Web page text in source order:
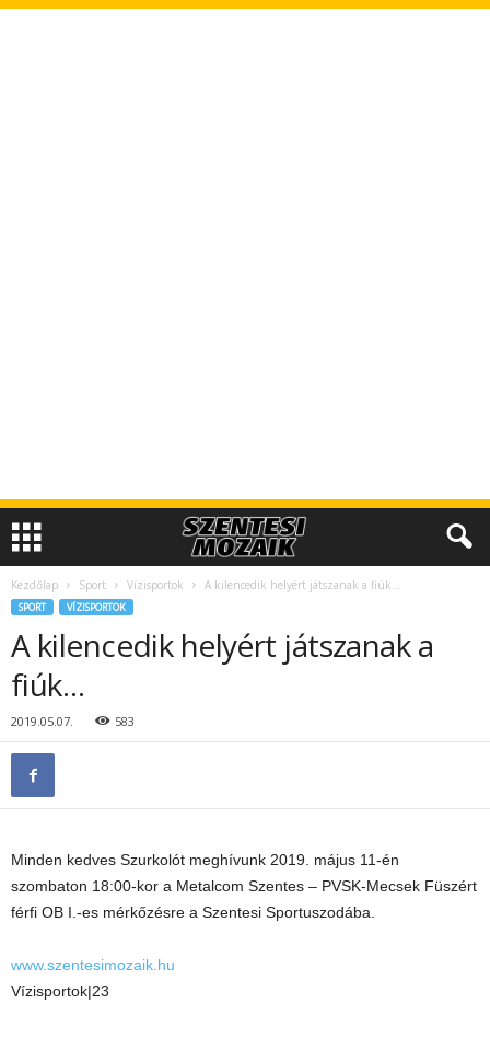
Kezdőlap Sport Vízisportok A kilencedik helyért játszanak a fiúk…
SPORT VÍZISPORTOK
A kilencedik helyért játszanak a
fiúk…
2019.05.07. 583
Minden kedves Szurkolót meghívunk 2019. május 11-én
szombaton 18:00-kor a Metalcom Szentes – PVSK-Mecsek Füszért
férfi OB I.-es mérkőzésre a Szentesi Sportuszodába.
www.szentesimozaik.hu
Vízisportok|23